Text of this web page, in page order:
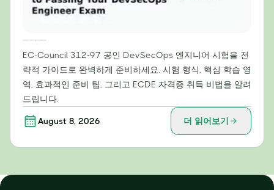
EC-Council 312-97 공인 DevSecOps 엔지니어 시험을 전
략적 가이드로 완벽하게 준비하세요. 시험 형식, 핵심 학습 영
역, 효과적인 준비 팁, 그리고 ECDE 자격증 취득 비법을 알려
드립니다.
August 8, 2026 더 읽어보기